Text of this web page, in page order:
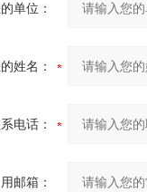
单位：
姓名：
电话：
邮箱：